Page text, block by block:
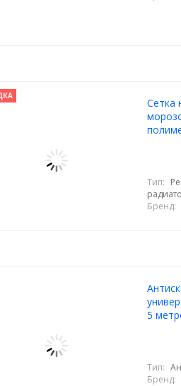
Cетка
Тип:
Бренд:
5
Тип:
Бренд: